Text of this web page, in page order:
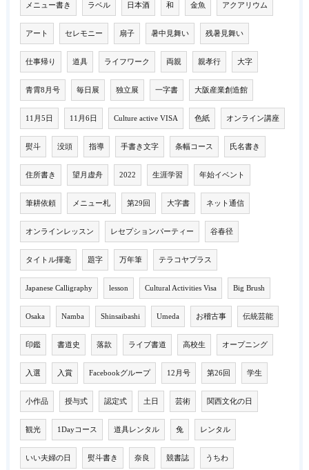
メニュー書き ラベル 日本酒 和 金魚 アクアリウム
アート セレモニー 扇子 暑中見舞い 残暑見舞い
仕事帰り 道具 ライフワーク 両親 親孝行 大字
青霄8月号 毎日展 独立展 一字書 大阪産業創造館
11月5日 11月6日 Culture active VISA 色紙 オンライン講座
熨斗 没頭 指導 手書き文字 条幅コース 氏名書き
住所書き 望月虚舟 2022 生涯学習 年始イベント
筆耕依頼 メニュー札 第29回 大字書 ネット通信
オンラインレッスン レセプションパーティー 谷春径
タイトル揮毫 題字 万年筆 テラコヤプラス
Japanese Calligraphy lesson Cultural Activities Visa Big Brush
Osaka Namba Shinsaibashi Umeda お稽古事 伝統芸能
印鑑 書道史 落款 ライブ書道 高校生 オープニング
入選 入賞 Facebookグループ 12月号 第26回 学生
小作品 授与式 認定式 土日 芸術 関西文化の日
観光 1Dayコース 道具レンタル 兔 レンタル
いい夫婦の日 熨斗書き 奈良 競書誌 うちわ